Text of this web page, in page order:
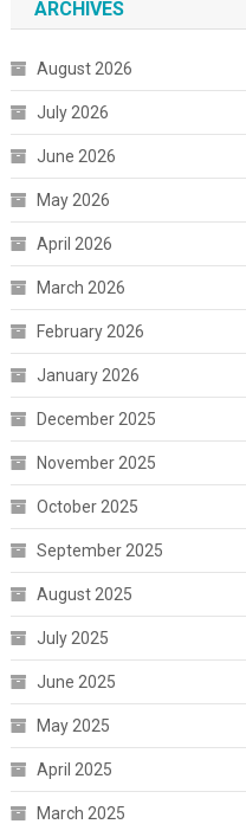
ARCHIVES
August 2026
July 2026
June 2026
May 2026
April 2026
March 2026
February 2026
January 2026
December 2025
November 2025
October 2025
September 2025
August 2025
July 2025
June 2025
May 2025
April 2025
March 2025